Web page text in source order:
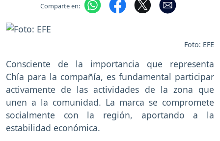
Comparte en:
Foto: EFE
Consciente de la importancia que representa
Chía para la compañía, es fundamental participar
activamente de las actividades de la zona que
unen a la comunidad. La marca se compromete
socialmente con la región, aportando a la
estabilidad económica.